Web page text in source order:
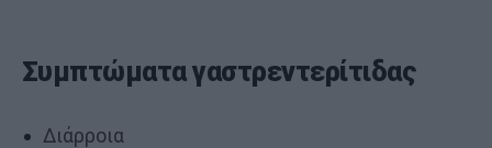
Συμπτώματα γαστρεντερίτιδας
Διάρροια